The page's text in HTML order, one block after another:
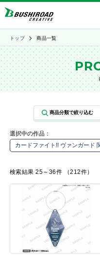
トップ 商品一覧
選択中の作品：
カードファイト!! ヴァンガード
検索結果 25～36件 （212件）